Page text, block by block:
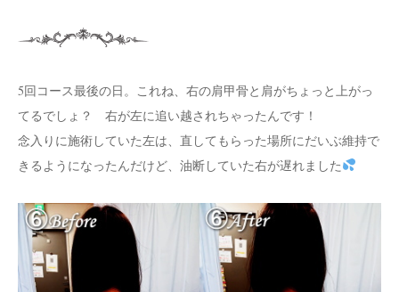
5回コース最後の日。これね、右の肩甲骨と肩がちょっと上がっ
てるでしょ？ 右が左に追い越されちゃったんです！
念入りに施術していた左は、直してもらった場所にだいぶ維持で
きるようになったんだけど、油断していた右が遅れました